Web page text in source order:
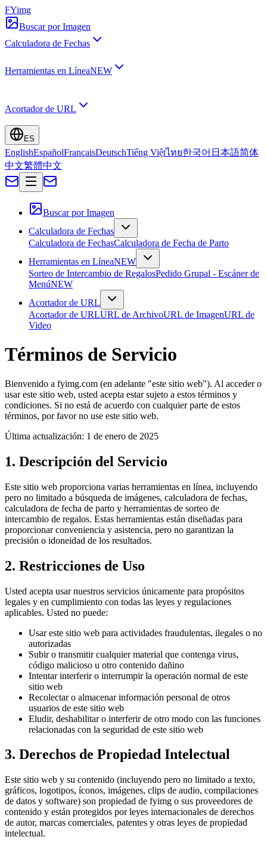
FYimg
Buscar por Imagen
Calculadora de Fechas
Herramientas en LíneaNEW
Acortador de URL
ES
EnglishEspañolFrançaisDeutschTiếng Việtไทย한국어 日本語简体
中文繁體中文
Buscar por Imagen
Calculadora de Fechas
Calculadora de FechasCalculadora de Fecha de Parto
Herramientas en LíneaNEW
Sorteo de Intercambio de RegalosPedido Grupal - Escáner de
MenúNEW
Acortador de URL
Acortador de URLURL de ArchivoURL de ImagenURL de
Video
Términos de Servicio
Bienvenido a fyimg.com (en adelante "este sitio web"). Al acceder o
usar este sitio web, usted acepta estar sujeto a estos términos y
condiciones. Si no está de acuerdo con cualquier parte de estos
términos, por favor no use este sitio web.
Última actualización: 1 de enero de 2025
1. Descripción del Servicio
Este sitio web proporciona varias herramientas en línea, incluyendo
pero no limitado a búsqueda de imágenes, calculadora de fechas,
calculadora de fecha de parto y herramientas de sorteo de
intercambio de regalos. Estas herramientas están diseñadas para
proporcionar conveniencia y asistencia, pero no garantizan la
precisión o idoneidad de los resultados.
2. Restricciones de Uso
Usted acepta usar nuestros servicios únicamente para propósitos
legales y en cumplimiento con todas las leyes y regulaciones
aplicables. Usted no puede:
Usar este sitio web para actividades fraudulentas, ilegales o no
autorizadas
Subir o transmitir cualquier material que contenga virus,
código malicioso u otro contenido dañino
Intentar interferir o interrumpir la operación normal de este
sitio web
Recolectar o almacenar información personal de otros
usuarios de este sitio web
Eludir, deshabilitar o interferir de otro modo con las funciones
relacionadas con la seguridad de este sitio web
3. Derechos de Propiedad Intelectual
Este sitio web y su contenido (incluyendo pero no limitado a texto,
gráficos, logotipos, íconos, imágenes, clips de audio, compilaciones
de datos y software) son propiedad de fyimg o sus proveedores de
contenido y están protegidos por leyes internacionales de derechos
de autor, marcas comerciales, patentes y otras leyes de propiedad
intelectual.